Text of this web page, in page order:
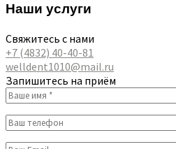
Наши услуги
Свяжитесь с нами
+7 (4832) 40-40-81
welldent1010@mail.ru
Запишитесь на приём